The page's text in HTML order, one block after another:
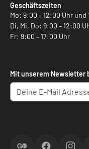
Geschäftszeiten
Mo: 9:00 – 12:00 Uhr und
Di, Mi, Do: 9:00 – 12:00
Fr: 9:00 – 17:00 Uhr
Mit unserem